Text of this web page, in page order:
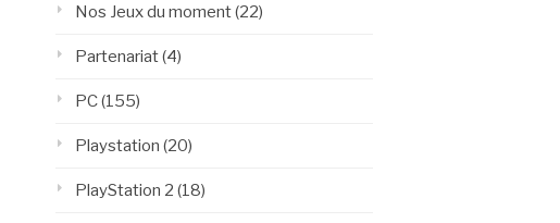
Nos Jeux du moment(22)
Partenariat(4)
PC(155)
Playstation (20)
PlayStation 2 (18)